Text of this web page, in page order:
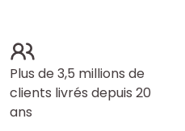
Plus de 3,5 millions de
clients livrés depuis 20
ans